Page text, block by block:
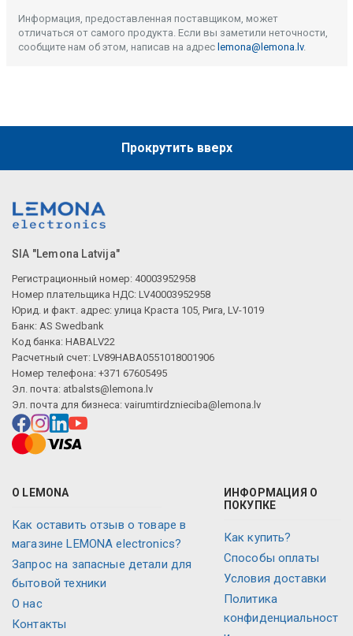
Информация, предоставленная поставщиком, может
отличаться от самого продукта. Если вы заметили неточности,
сообщите нам об этом, написав на адрес lemona@lemona.lv.
Прокрутить вверх
SIA "Lemona Latvija"
Регистрационный номер: 40003952958
Номер плательщика НДС: LV40003952958
Юрид. и факт. адрес: улица Краста 105, Рига, LV-1019
Банк: AS Swedbank
Код банка: HABALV22
Расчетный счет: LV89HABA0551018001906
Номер телефона: +371 67605495
Эл. почта: atbalsts@lemona.lv
Эл. почта для бизнеса: vairumtirdznieciba@lemona.lv
О LEMONA
Как оставить отзыв о товаре в
магазине LEMONA electronics?
Запрос на запасные детали для
бытовой техники
О нас
Контакты
ИНФОРМАЦИЯ О
ПОКУПКЕ
Как купить?
Способы оплаты
Условия доставки
Политика
конфиденциальност